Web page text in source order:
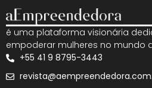
é uma plataforma visionária
empoderar mulheres no mundo
+55 41 9 8795-3443